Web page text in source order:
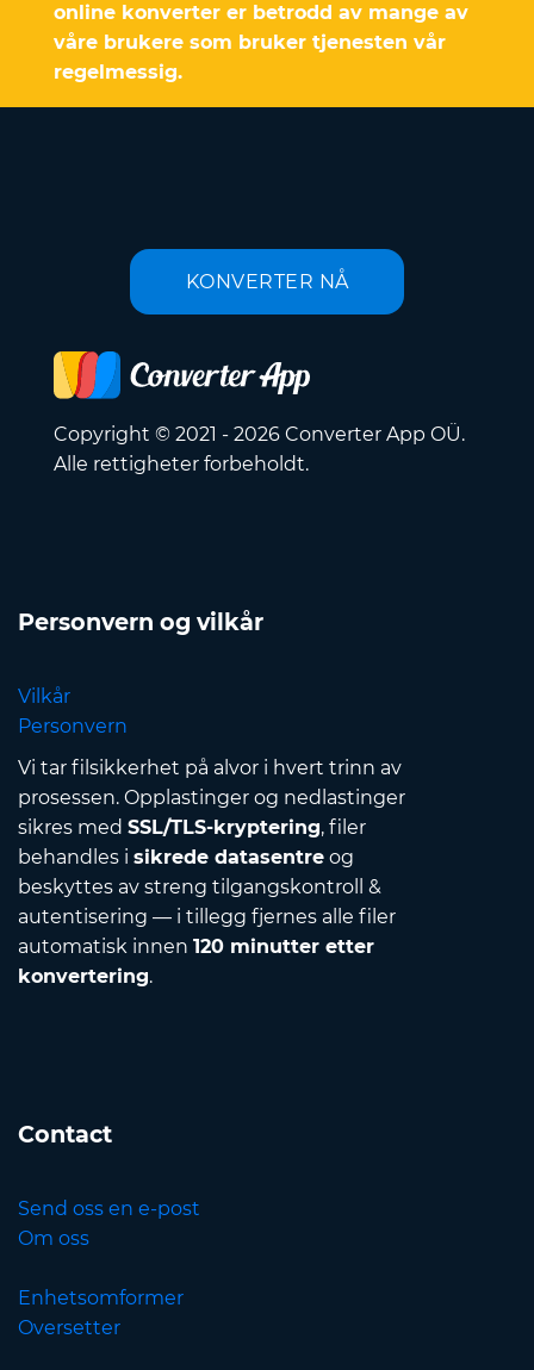
online konverter er betrodd av mange av
våre brukere som bruker tjenesten vår
regelmessig.
KONVERTER NÅ
Copyright © 2021 - 2026 Converter App OÜ.
Alle rettigheter forbeholdt.
Personvern og vilkår
Vilkår
Personvern
Vi tar filsikkerhet på alvor i hvert trinn av
prosessen. Opplastinger og nedlastinger
sikres med SSL/TLS-kryptering, filer
behandles i sikrede datasentre og
beskyttes av streng tilgangskontroll &
autentisering — i tillegg fjernes alle filer
automatisk innen 120 minutter etter
konvertering.
Contact
Send oss en e-post
Om oss
Enhetsomformer
Oversetter